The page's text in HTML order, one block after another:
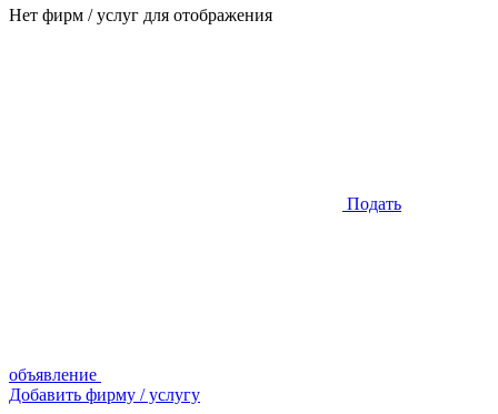
Нет фирм / услуг для отображения
Подать
объявление
Добавить фирму / услугу